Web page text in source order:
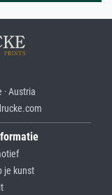
Austria
je kunst